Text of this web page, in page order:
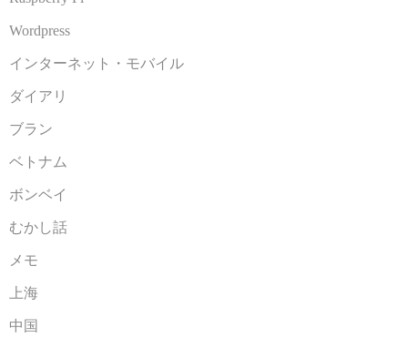
Wordpress
インターネット・モバイル
ダイアリ
ブラン
ベトナム
ボンベイ
むかし話
メモ
上海
中国